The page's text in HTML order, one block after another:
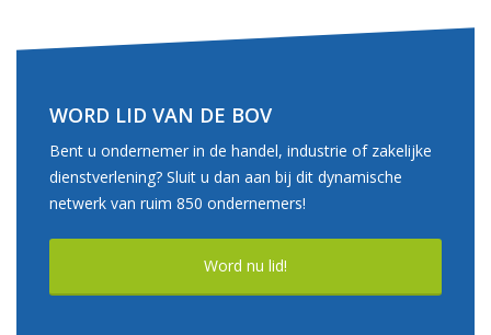
WORD LID VAN DE BOV
Bent u ondernemer in de handel, industrie of zakelijke
dienstverlening? Sluit u dan aan bij dit dynamische
netwerk van ruim 850 ondernemers!
Word nu lid!